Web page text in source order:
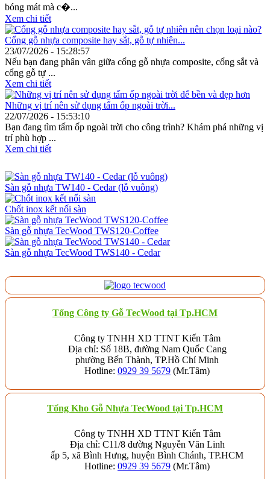
bóng mát mà c�...
Xem chi tiết
Cổng gỗ nhựa composite hay sắt, gỗ tự nhiên...
23/07/2026 - 15:28:57
Nếu bạn đang phân vân giữa cổng gỗ nhựa composite, cổng sắt và
cổng gỗ tự ...
Xem chi tiết
Những vị trí nên sử dụng tấm ốp ngoài trời...
22/07/2026 - 15:53:10
Bạn đang tìm tấm ốp ngoài trời cho công trình? Khám phá những vị
trí phù hợp ...
Xem chi tiết
Sàn gỗ nhựa TW140 - Cedar (lỗ vuông)
Chốt inox kết nối sàn
Sàn gỗ nhựa TecWood TWS120-Coffee
Sàn gỗ nhựa TecWood TWS140 - Cedar
Tổng Công ty Gỗ TecWood tại Tp.HCM
Công ty TNHH XD TTNT Kiến Tâm
Địa chỉ: Số 18B, đường Nam Quốc Cang
phường Bến Thành, TP.Hồ Chí Minh
Hotline: 0929 39 5679 (Mr.Tâm)
Tổng Kho Gỗ Nhựa TecWood tại Tp.HCM
Công ty TNHH XD TTNT Kiến Tâm
Địa chỉ: C11/8 đường Nguyễn Văn Linh
ấp 5, xã Bình Hưng, huyện Bình Chánh, TP.HCM
Hotline: 0929 39 5679 (Mr.Tâm)